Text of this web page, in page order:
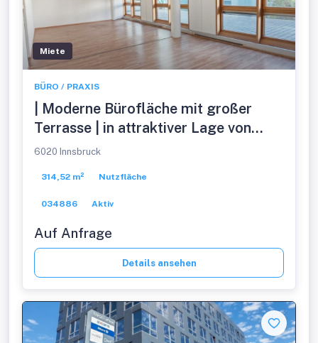
Miete
BÜRO / PRAXIS
| Moderne Bürofläche mit großer
Terrasse | in attraktiver Lage von
Innsbruck
6020 Innsbruck
314,52 m² Nutzfläche
034886 Aktiv
Auf Anfrage
Details ansehen